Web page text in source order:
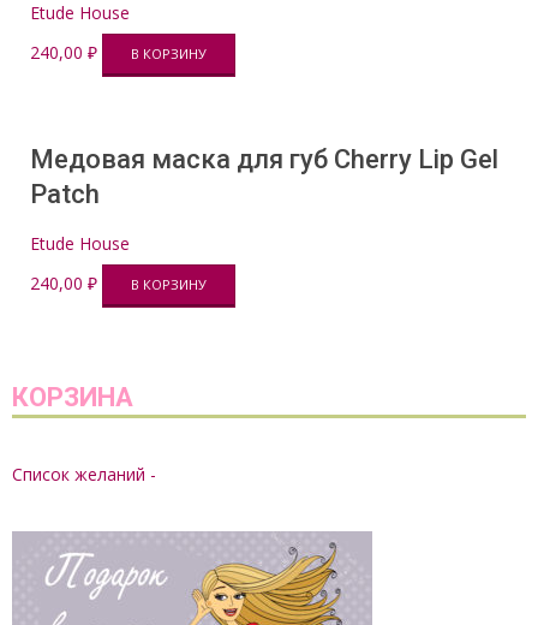
Etude House
240,00 ₽ В КОРЗИНУ
Медовая маска для губ Cherry Lip Gel
Patch
Etude House
240,00 ₽ В КОРЗИНУ
КОРЗИНА
Список желаний -